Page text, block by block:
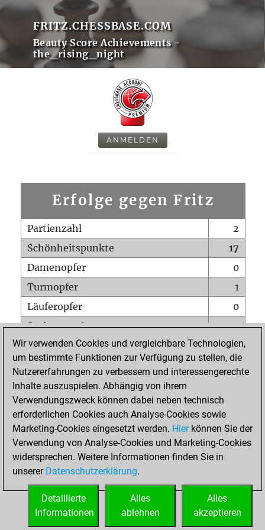
FRITZ.CHESSBASE.COM
Beauty Score Achievements -
the_rising_night
ANMELDEN
Erfolge gegen Fritz
Partienzahl
2
Schönheitspunkte
17
Damenopfer
0
Turmopfer
1
Läuferopfer
0
Springeropfer
1
Bauernopfer
0
Matt auf vollem Brett
0
Bauer setzt Matt
Erstickte Matts
Unterverwandlungen
0
Türme auf der siebten
0
STARTSEITE
Wir verwenden Cookies und vergleichbare Technologien,
um bestimmte Funktionen zur Verfügung zu stellen, die
Nutzererfahrungen zu verbessern und interessengerechte
Inhalte auszuspielen. Abhängig von ihrem
Verwendungszweck können dabei neben technisch
erforderlichen Cookies auch Analyse-Cookies sowie
Marketing-Cookies eingesetzt werden. Hierkönnen Sie der
Verwendung von Analyse-Cookies und Marketing-Cookies
widersprechen. Weitere Informationen finden Sie in
unserer Datenschutzerklärung.
Alles
akzeptieren
Alles
ablehnen
Detaillierte
Informationen